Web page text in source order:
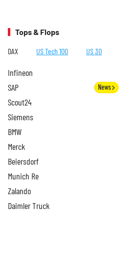
Tops & Flops
DAX US Tech 100 US 30
Infineon
SAP News
Scout24
Siemens
BMW
Merck
Beiersdorf
Munich Re
Zalando
Daimler Truck